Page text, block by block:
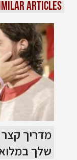
Articles
מדריך
שלך